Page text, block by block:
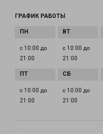
ГРАФИК РАБОТЫ
с 10:00 до
21:00
с 10:00 до
21:00
с 10:00 до
21:00
с 10:00 до
21:00